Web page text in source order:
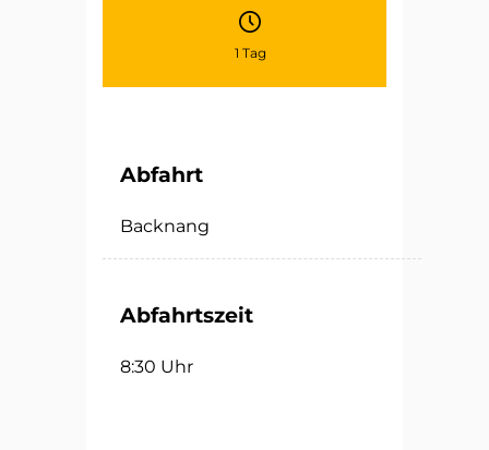
1 Tag
Abfahrt
Backnang
Abfahrtszeit
8:30 Uhr